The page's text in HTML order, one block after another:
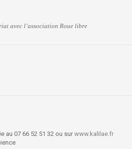
avec l’association Roue libre
au 07 66 52 51 32 ou surwww.kalilae.fr